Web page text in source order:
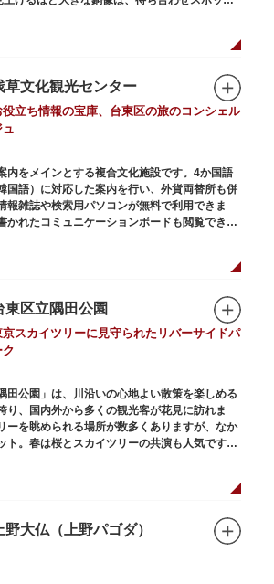
れています。彫刻家、高村光雲によって作ら
うさぎ狩りに出かけているところだそう。
、ぜひ「上野の西郷さん」と写真撮影を楽しん
草文化観光センター
役立ち情報の宝庫、台東区の旅のコンシェル
ュ
内をメインとする複合文化施設です。4か国語
国語）に対応した案内を行い、外貨両替所も併
報雑誌や検索用パソコンが無料で利用できま
かれたコミュニケーションボードも閲覧できる
トを得られるかも。多目的スペースでは、映像
ベント、歴史、文化を紹介。通常、イスが配
イツリーも一望できるビュースポットとなって
重ねたようなおしゃれな外観は、日本を代表
ザイン。木の温もりあふれる空間は、初めて
にも優しい印象を与えています。
東区立隅田公園
京スカイツリーに見守られたリバーサイドパ
ク
田公園」は、川沿いの心地よい散策を楽しめる
り、国内外から多くの観光客が花見に訪れま
ーを眺められる場所が数多くありますが、なか
ト。春は桜とスカイツリーの共演も人気です。
ンカフェ」は、店舗の一部を屋外にした開放
な景色を眺めながら、コーヒー片手にのんび
また、クジラの滑り台が目印の「遊具広場」は
約160mの「すみだリバーウォーク」は、東京
ートのひとつ。歩道橋の途中にあるガラス床
野大仏（上野パゴダ）